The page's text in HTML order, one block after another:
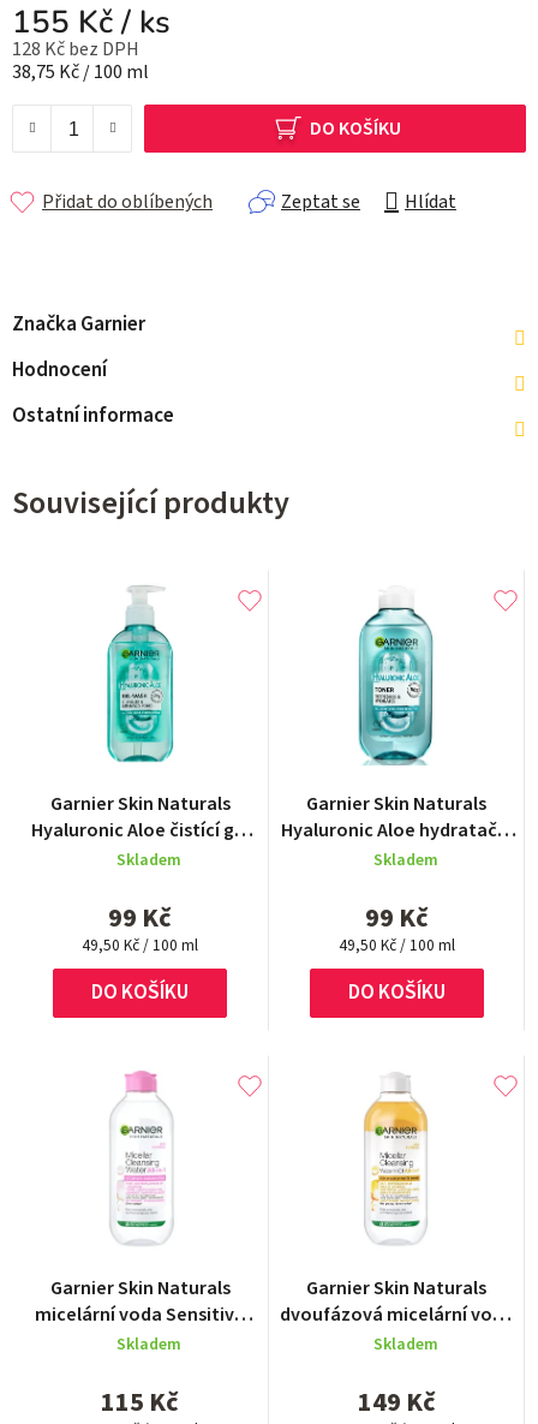
155 Kč/ ks
128 Kč bez DPH
Měrná cena:
38,75 Kč / 100 ml
DO KOŠÍKU
Zeptat se Hlídat
Přidat do oblíbených
Značka Garnier
Hodnocení
Ostatní informace
Související produkty
Garnier Skin Naturals
Hyaluronic Aloe čistící gel
200 ml
Skladem
99 Kč
Měrná
cena:
49,50 Kč / 100 ml
DO KOŠÍKU
Garnier Skin Naturals
Hyaluronic Aloe hydratační
pleťová voda 200 ml
hodnocení
produktu
je
z
5
hvězdiček.
Skladem
99 Kč
Měrná
cena:
49,50 Kč / 100 ml
DO KOŠÍKU
Garnier Skin Naturals
micelární voda Sensitive
3v1 400 ml
Skladem
115 Kč
Garnier Skin Naturals
dvoufázová micelární voda
s Olejem 400 ml
Skladem
149 Kč